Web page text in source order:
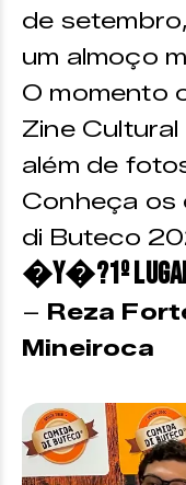
de
um almoço
O momento
Zine
além de
Conheça os
di Buteco
�Y�?1º
– Reza
Mineiroca